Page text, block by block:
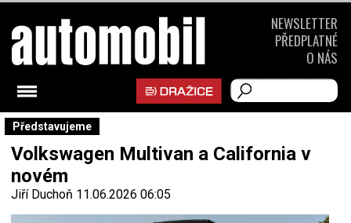
Představujeme
Volkswagen Multivan a California v
novém
Jiří Duchoň 11.06.2026 06:05
NEWSLETTER
PŘEDPLATNÉ
O NÁS